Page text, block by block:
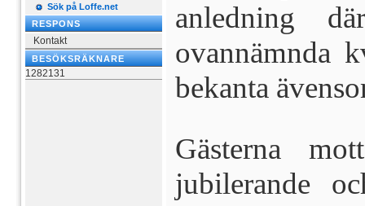
Sök på Loffe.net
RESPONS
Kontakt
BESÖKSRÄKNARE
1282131
anledning
ovannämnda
bekanta
Gästerna
jubilerande